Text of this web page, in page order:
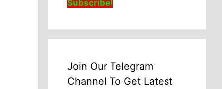
Subscribe!
Join Our Telegram
Channel To Get Latest